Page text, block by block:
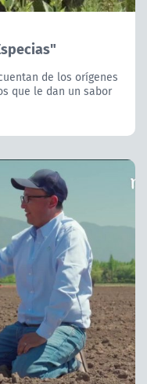
de los orígenes
que le dan un sabor